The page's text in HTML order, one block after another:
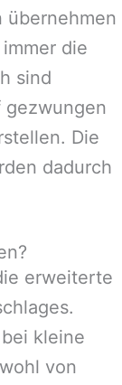
übernehmen
die
sind
gezwungen
Die
dadurch
erweiterte
kleine
von